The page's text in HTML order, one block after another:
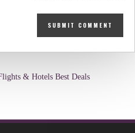
& Hotels Best Deals